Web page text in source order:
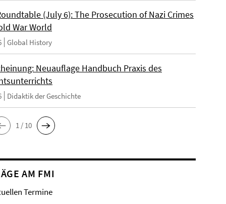
(July 6): The Prosecution of Nazi Crimes
War World
Global History
Neuauflage Handbuch Praxis des
Didaktik der Geschichte
1 / 10
AM FMI
Termine